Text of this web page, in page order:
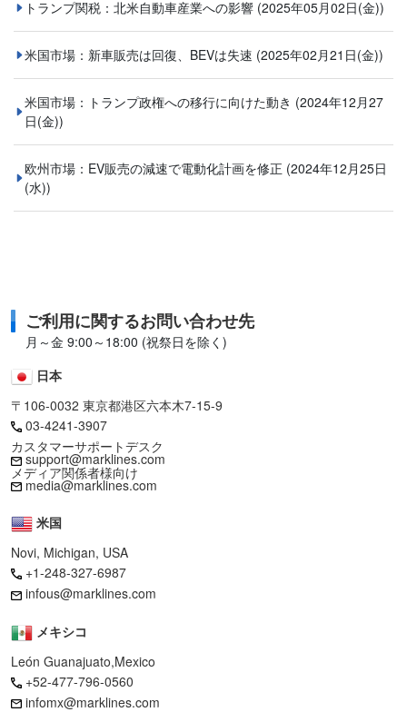
トランプ関税：北米自動車産業への影響 (2025年05月02日(金))
米国市場：新車販売は回復、BEVは失速 (2025年02月21日(金))
米国市場：トランプ政権への移行に向けた動き (2024年12月27
日(金))
欧州市場：EV販売の減速で電動化計画を修正 (2024年12月25日
(水))
ご利用に関するお問い合わせ先
月～金 9:00～18:00 (祝祭日を除く)
日本
〒106-0032 東京都港区六本木7-15-9
03-4241-3907
カスタマーサポートデスク
support@marklines.com
メディア関係者様向け
media@marklines.com
米国
Novi, Michigan, USA
+1-248-327-6987
infous@marklines.com
メキシコ
León Guanajuato,Mexico
+52-477-796-0560
infomx@marklines.com